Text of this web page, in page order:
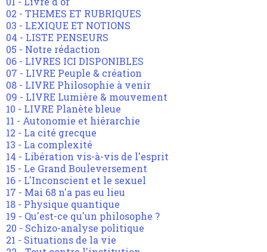
02 - THEMES ET RUBRIQUES
03 - LEXIQUE ET NOTIONS
04 - LISTE PENSEURS
05 - Notre rédaction
06 - LIVRES ICI DISPONIBLES
07 - LIVRE Peuple & création
08 - LIVRE Philosophie à venir
09 - LIVRE Lumière & mouvement
10 - LIVRE Planète bleue
11 - Autonomie et hiérarchie
12 - La cité grecque
13 - La complexité
14 - Libération vis-à-vis de l'esprit
15 - Le Grand Bouleversement
16 - L'Inconscient et le sexuel
17 - Mai 68 n'a pas eu lieu
18 - Physique quantique
19 - Qu'est-ce qu'un philosophe ?
20 - Schizo-analyse politique
21 - Situations de la vie